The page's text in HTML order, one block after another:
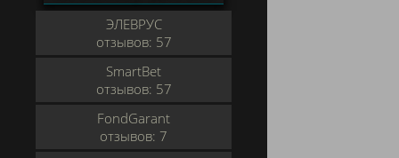
ЭЛЕВРУС
отзывов: 57
SmartBet
отзывов: 57
FondGarant
отзывов: 7